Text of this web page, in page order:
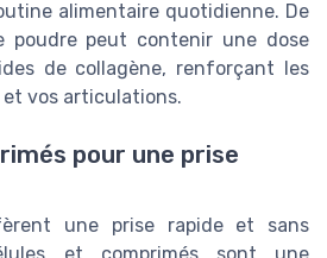
alimentaire quotidienne. De
poudre peut contenir une dose
de collagène, renforçant les
vos articulations.
pour une prise
une prise rapide et sans